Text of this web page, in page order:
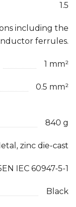
1.5
including the
ferrules.
1 mm²
0.5 mm²
840 g
zinc die-cast
IEC 60947-5-1
Black